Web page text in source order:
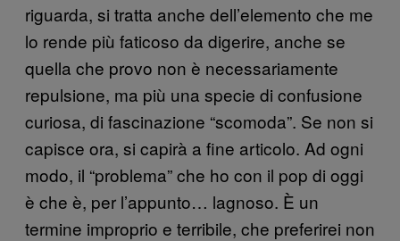
riguarda, si tratta anche dell’elemento che me
lo rende più faticoso da digerire, anche se
quella che provo non è necessariamente
repulsione, ma più una specie di confusione
curiosa, di fascinazione “scomoda”. Se non si
capisce ora, si capirà a fine articolo. Ad ogni
modo, il “problema” che ho con il pop di oggi
è che è, per l’appunto… lagnoso. È un
termine improprio e terribile, che preferirei non